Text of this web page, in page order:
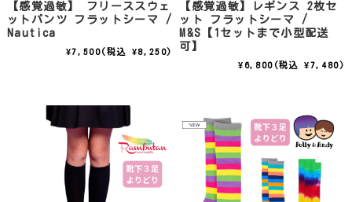
【感覚過敏】 フリーススウェ
ットパンツ フラットシーマ /
Nautica
¥7,500(税込 ¥8,250)
【感覚過敏】レギンス 2枚セ
ット フラットシーマ /
M&S【1セットまで小型配送
可】
¥6,800 (税込 ¥7,480)